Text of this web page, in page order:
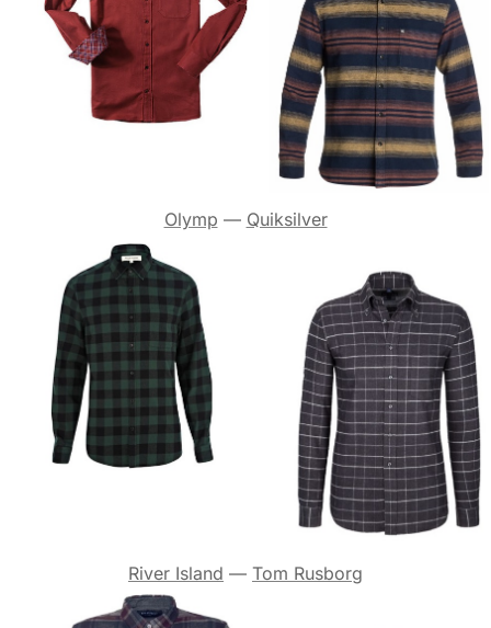
Olymp — Quiksilver
River Island — Tom Rusborg